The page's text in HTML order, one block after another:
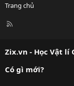
Trang chủ
R
Zix.vn - Học Vật
Có gì mới?